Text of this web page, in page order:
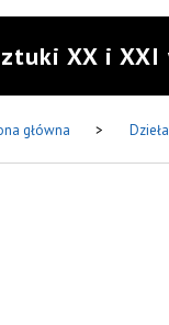
XX i XXI
główna > Dzieła